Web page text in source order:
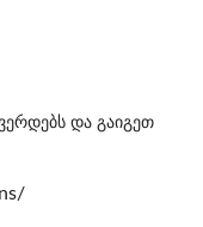
და გაიგეთ